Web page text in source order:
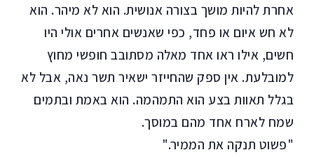
אחרת להיות מושך בצורה אנושית. הוא לא מיהר. הוא
לא חש איום או פחד, כפי שאנשים אחרים אולי היו
חשים, אילו ראו אחד מאלה מסתובב חופשי מחוץ
למובלעת. אין ספק שהחייזר ישאיר תשר נאה, אבל לא
בגלל תאוות בצע הוא התמהמה. הוא באמת ובתמים
שמח לארח אחד מהם במוסך.
"פשוט תנקה את הממיר."